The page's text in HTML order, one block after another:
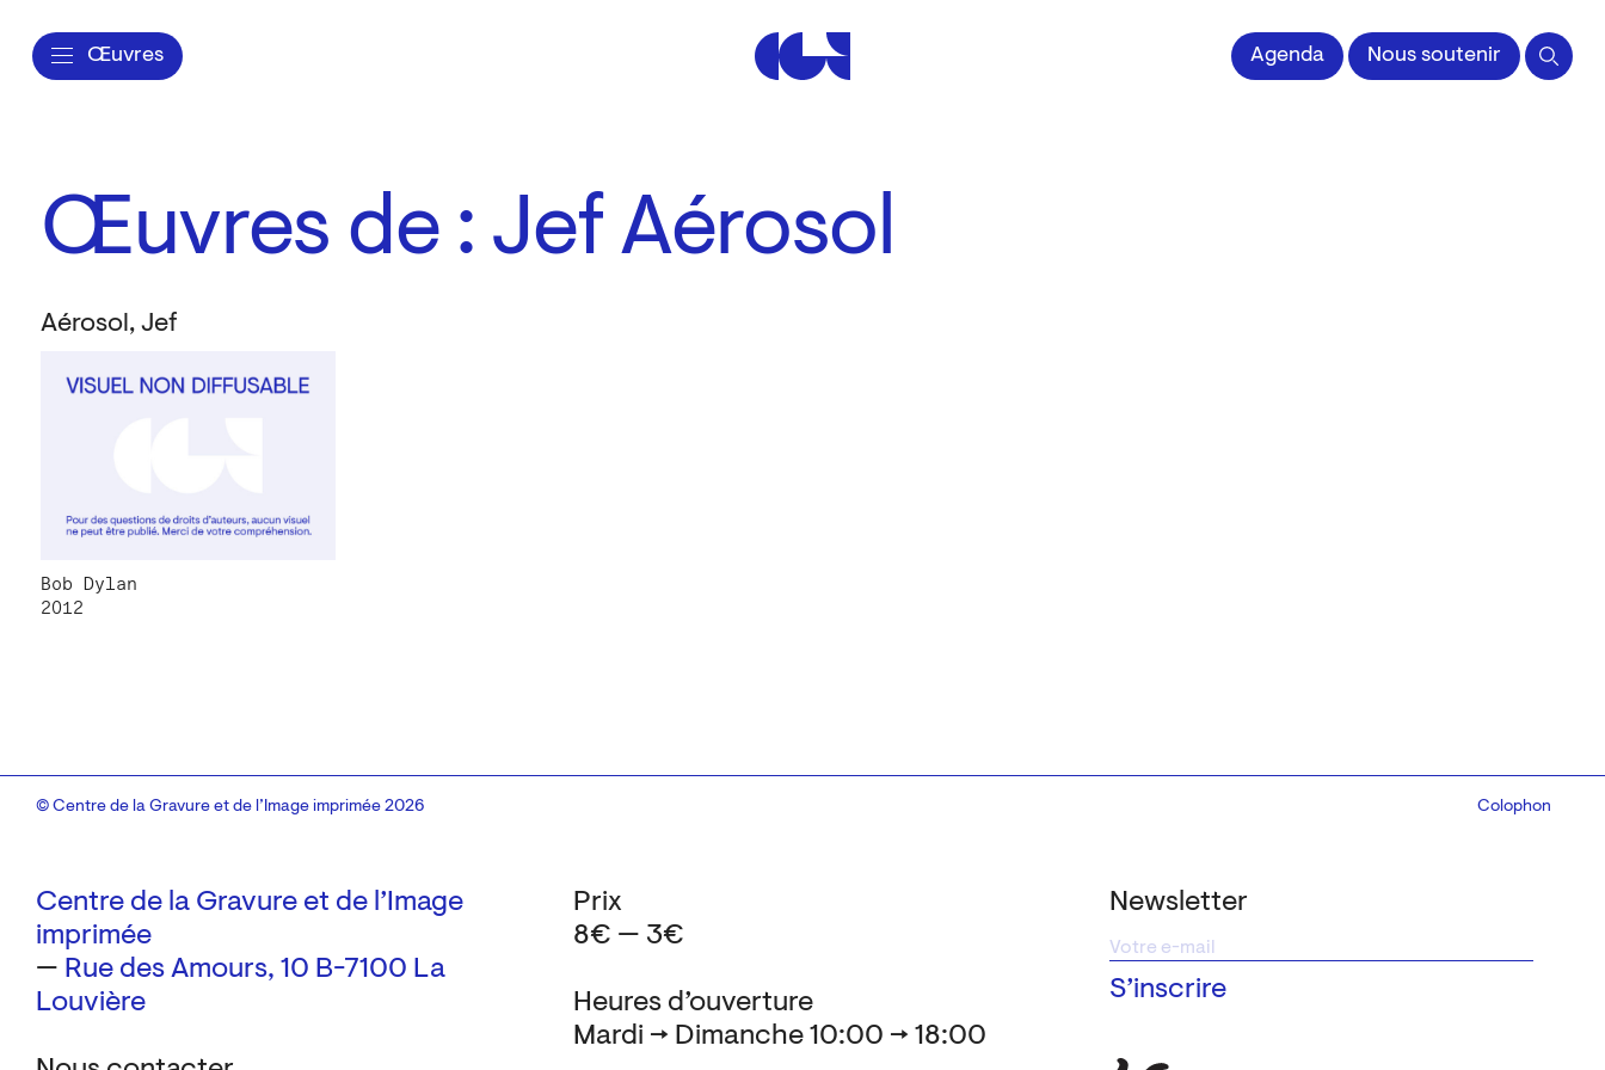
Œuvres Centre de la Gravure et de l'Image impriméeAgenda Nous soutenir
Œuvres de : Jef Aérosol
Aérosol, Jef
Bob Dylan
2012
Centre de la Gravure et de l’Image
imprimée
— Rue des Amours, 10 B-7100 La
Louvière
Newsletter
Heures d’ouverture
Mardi → Dimanche 10:00 → 18:00
Prix
8€ — 3€
© Centre de la Gravure et de l’Image imprimée 2026 Colophon
Design:Marcel